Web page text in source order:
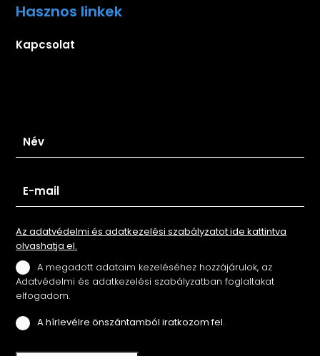
Hasznos linkek
Kapcsolat
Az adatvédelmi és adatkezelési szabályzatot ide kattintva
olvashatja el.
A megadott adataim kezeléséhez hozzájárulok, az
Adatvédelmi és adatkezelési szabályzatban foglaltakat
elfogadom.
A hírlevélre önszántamból iratkozom fel.